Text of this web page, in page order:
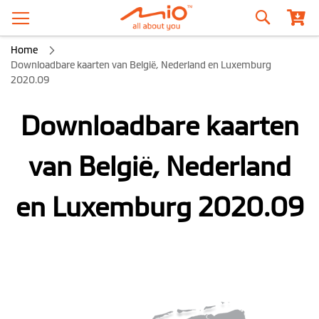
Zoeken
Home
Downloadbare kaarten van België, Nederland en Luxemburg
2020.09
Downloadbare kaarten
van België, Nederland
en Luxemburg 2020.09